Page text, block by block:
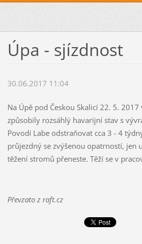
Úpa - sjízdnost
30.06.2017 11:04
Na Úpě pod Českou Skalicí 22. 5.
způsobily rozsáhlý havarijní stav s
Povodí Labe odstraňovat cca 3 - 4
průjezdný se zvýšenou opatrností, jen
těžení stromů přeneste. Těží se v
Převzato z raft.cz